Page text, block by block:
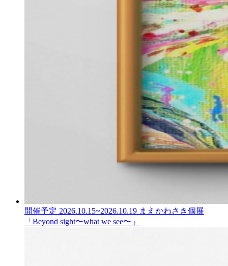
開催予定 2026.10.15~2026.10.19 まえかわさき個展
「Beyond sight〜what we see〜」